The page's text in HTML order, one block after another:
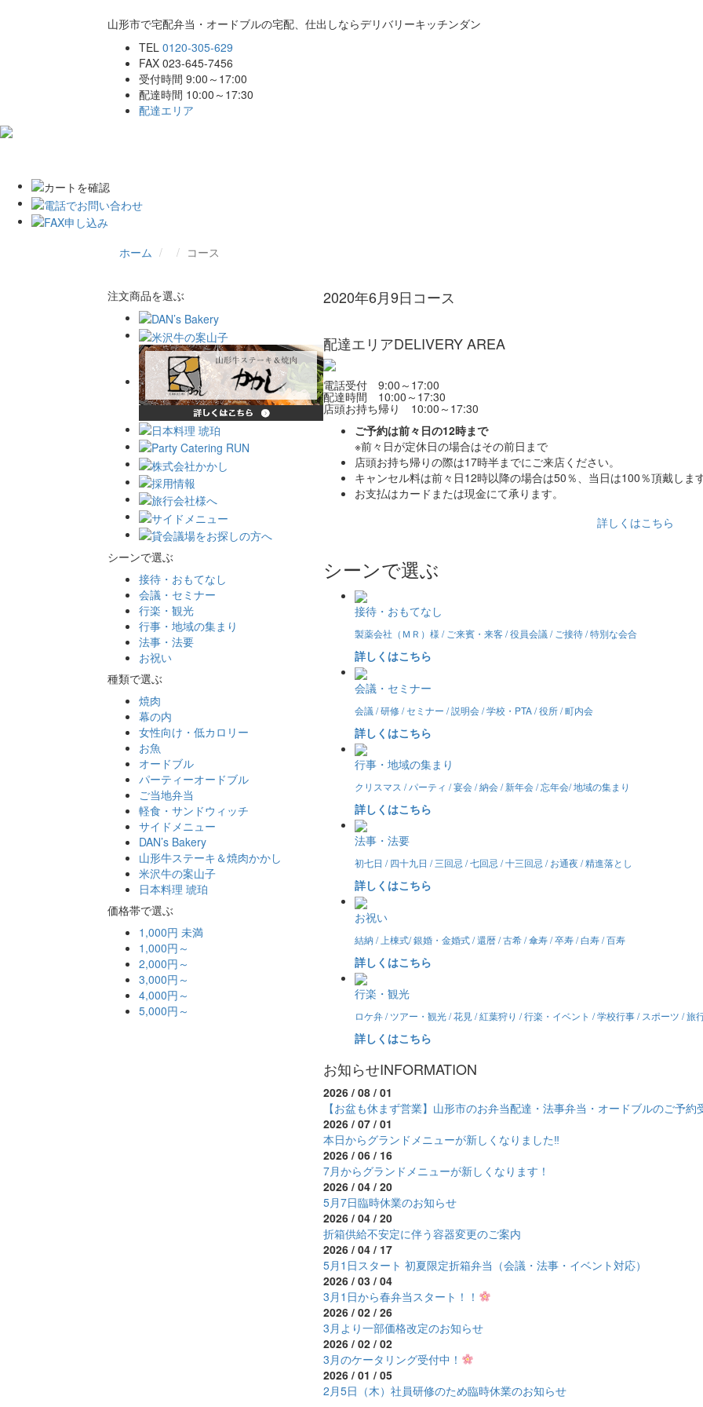
山形市で宅配弁当・オードブルの宅配、仕出しならデリバリーキッチンダン
TEL 0120-305-629
FAX 023-645-7456
受付時間 9:00～17:00
配達時間 10:00～17:30
配達エリア
ホーム コース
2020年6月9日コース
配達エリアDELIVERY AREA
電話受付 9:00～17:00
配達時間 10:00～17:30
店頭お持ち帰り 10:00～17:30
ご予約は前々日の12時まで
※前々日が定休日の場合はその前日まで
店頭お持ち帰りの際は17時半までにご来店ください。
キャンセル料は前々日12時以降の場合は50％、当日は100％頂戴しま
お支払はカードまたは現金にて承ります。
詳しくはこちら
シーンで選ぶ
接待・おもてなし
製薬会社（ＭＲ）様 / ご来賓・来客 / 役員会議 / ご接待 / 特別な会合
詳しくはこちら
会議・セミナー
会議 / 研修 / セミナー / 説明会 / 学校・PTA / 役所 / 町内会
詳しくはこちら
行事・地域の集まり
クリスマス / パーティ / 宴会 / 納会 / 新年会 / 忘年会/ 地域の集まり
詳しくはこちら
法事・法要
初七日 / 四十九日 / 三回忌 / 七回忌 / 十三回忌 / お通夜 / 精進落とし
詳しくはこちら
お祝い
結納 / 上棟式/ 銀婚・金婚式 / 還暦 / 古希 / 傘寿 / 卒寿 / 白寿 / 百寿
詳しくはこちら
行楽・観光
ロケ弁 / ツアー・観光 / 花見 / 紅葉狩り / 行楽・イベント / 学校行事 / スポーツ / 旅
詳しくはこちら
お知らせINFORMATION
2026 / 08 / 01
【お盆も休まず営業】山形市のお弁当配達・法事弁当・オードブルのご予約
2026 / 07 / 01
本日からグランドメニューが新しくなりました‼
2026 / 06 / 16
7月からグランドメニューが新しくなります！
2026 / 04 / 20
5月7日臨時休業のお知らせ
2026 / 04 / 20
折箱供給不安定に伴う容器変更のご案内
2026 / 04 / 17
5月1日スタート 初夏限定折箱弁当（会議・法事・イベント対応）
2026 / 03 / 04
3月1日から春弁当スタート！！
2026 / 02 / 26
3月より一部価格改定のお知らせ
2026 / 02 / 02
3月のケータリング受付中！
2026 / 01 / 05
2月5日（木）社員研修のため臨時休業のお知らせ
注文商品を選ぶ
シーンで選ぶ
接待・おもてなし
会議・セミナー
行楽・観光
行事・地域の集まり
法事・法要
お祝い
種類で選ぶ
焼肉
幕の内
女性向け・低カロリー
お魚
オードブル
パーティーオードブル
ご当地弁当
軽食・サンドウィッチ
サイドメニュー
DAN’s Bakery
山形牛ステーキ＆焼肉かかし
米沢牛の案山子
日本料理 琥珀
価格帯で選ぶ
1,000円 未満
1,000円～
2,000円～
3,000円～
4,000円～
5,000円～